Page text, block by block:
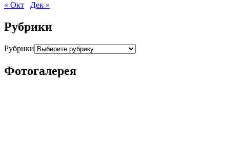
« Окт
Дек »
Рубрики
Рубрики
Фотогалерея